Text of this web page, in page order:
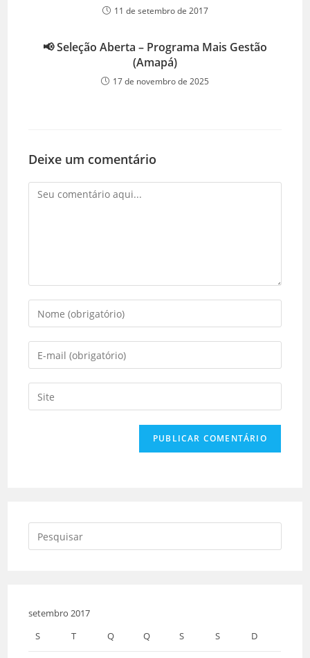
11 de setembro de 2017
📢 Seleção Aberta – Programa Mais Gestão
(Amapá)
17 de novembro de 2025
Deixe um comentário
setembro 2017
S
T Q Q S S D